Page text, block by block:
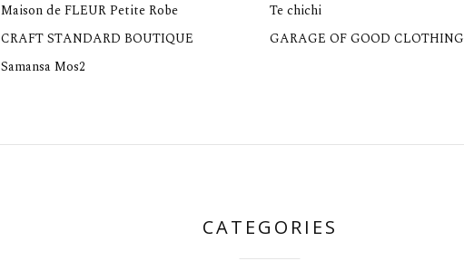
Maison de FLEUR Petite Robe Te chichi
CRAFT STANDARD BOUTIQUE GARAGE OF GOOD CLOTHING
Samansa Mos2
CATEGORIES